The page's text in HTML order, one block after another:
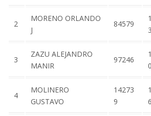
2
MORENO ORLANDO
J
84579
1
3
3
ZAZU ALEJANDRO
MANIR
97246
1
0
4
MOLINERO
GUSTAVO
14273
9
1
6